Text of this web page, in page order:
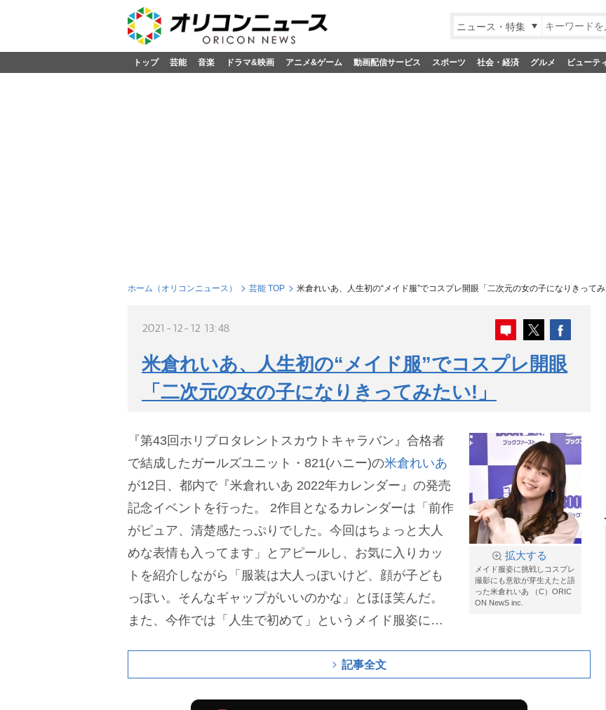
ニュース・特集
トップ 芸能 音楽 ドラマ&映画 アニメ&ゲーム 動画配信サービス スポーツ 社会・経済 グルメ ビューテ
ホーム（オリコンニュース） 芸能 TOP 米倉れいあ、人生初の“メイド服”でコスプレ開眼「二次元の女の子になりきってみ
2021-12-12 13:48
米倉れいあ、人生初の“メイド服”でコスプレ開眼
「二次元の女の子になりきってみたい!」
拡大する
メイド服姿に挑戦しコスプレ
撮影にも意欲が芽生えたと語
った米倉れいあ （C）ORIC
ON NewS inc.
『第43回ホリプロタレントスカウトキャラバン』合格者
で結成したガールズユニット・821(ハニー)の米倉れいあ
が12日、都内で『米倉れいあ 2022年カレンダー』の発売
記念イベントを行った。
2作目となるカレンダーは「前作
がピュア、清楚感たっぷりでした。今回はちょっと大人
めな表情も入ってます」とアピールし、お気に入りカッ
トを紹介しながら「服装は大人っぽいけど、顔が子ども
っぽい。そんなギャップがいいのかな」とほほ笑んだ。
また、今作では「人生で初めて」というメイド服姿にも
「アニメが好きなので二次元の女の子になりきってみた
記事全文